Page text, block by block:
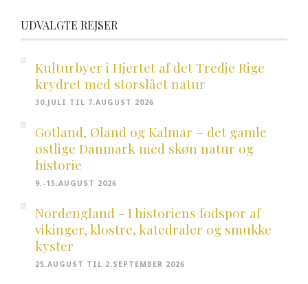
UDVALGTE REJSER
Kulturbyer i Hjertet af det Tredje Rige
krydret med storslået natur
30.JULI TIL 7.AUGUST 2026
Gotland, Øland og Kalmar – det gamle
østlige Danmark med skøn natur og
historie
9.-15.AUGUST 2026
Nordengland - I historiens fodspor af
vikinger, klostre, katedraler og smukke
kyster
25.AUGUST TIL 2.SEPTEMBER 2026